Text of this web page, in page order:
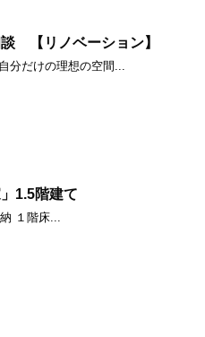
【リノベーション】
分だけの理想の空間...
1.5階建て
１階床...